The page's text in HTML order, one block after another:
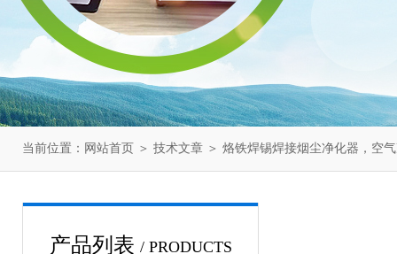
当前位置： 网站首页 ＞ 技术文章 ＞ 烙铁焊锡焊接烟尘净化器，空
产品列表 / PRODUCTS